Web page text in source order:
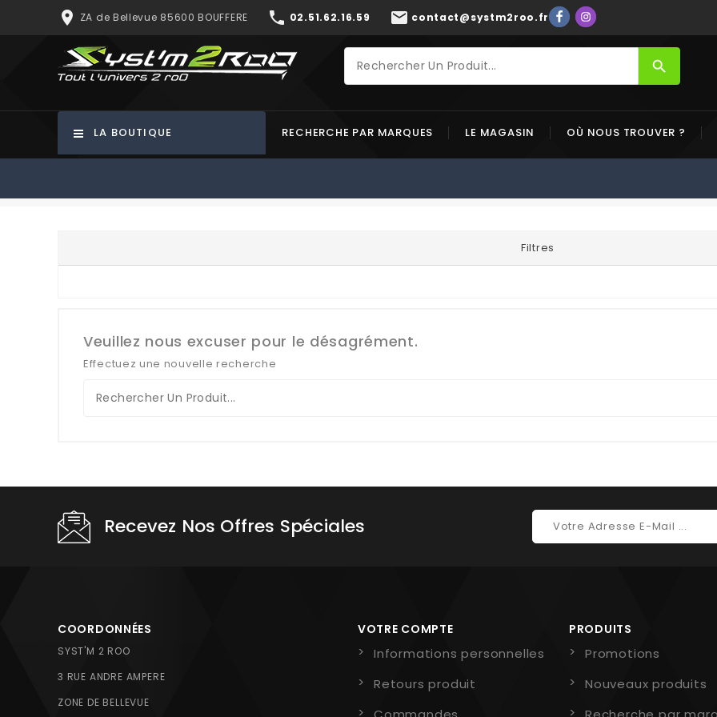
place ZA de Bellevue 85600 BOUFFERE phone 02.51.62.16.59 mail contact@systm2roo.fr
search
LA BOUTIQUE RECHERCHE PAR MARQUES LE MAGASIN OÙ NOUS TROUVER ?
Filtres
Veuillez nous excuser pour le désagrément.
Effectuez une nouvelle recherche
Recevez Nos Offres Spéciales
COORDONNÉES
SYST'M 2 ROO
3 RUE ANDRE AMPERE
ZONE DE BELLEVUE
VOTRE COMPTE
Informations personnelles
Retours produit
PRODUITS
Promotions
Nouveaux produits